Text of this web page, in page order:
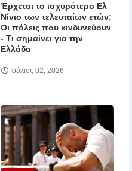
Έρχεται το ισχυρότερο Ελ
Νίνιο των τελευταίων ετών;
Οι πόλεις που κινδυνεύουν
‑ Τι σημαίνει για την
Ελλάδα
Ιούλιος 02, 2026